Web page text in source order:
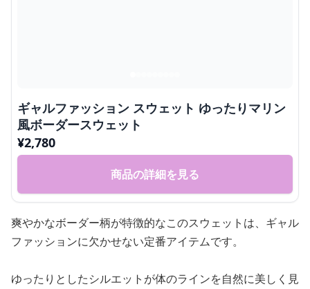
ギャルファッション スウェット ゆったりマリン
風ボーダースウェット
¥2,780
商品の詳細を見る
爽やかなボーダー柄が特徴的なこのスウェットは、ギャル
ファッションに欠かせない定番アイテムです。
ゆったりとしたシルエットが体のラインを自然に美しく見